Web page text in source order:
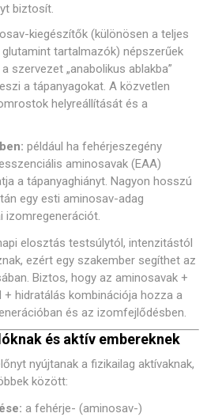
biztosít.
kiegészítők (különösen a teljes
tartalmazók) népszerűek
szervezet „anabolikus ablakba”
a tápanyagokat. A közvetlen
helyreállítását és a
például ha fehérjeszegény
aminosavak (EAA)
a tápanyaghiányt. Nagyon hosszú
egy esti aminosav-adag
izomregenerációt.
elosztás testsúlytól, intenzitástól
ezért egy szakember segíthet az
Biztos, hogy az aminosavak +
hidratálás kombinációja hozza a
és az izomfejlődésben.
és aktív embereknek
nyújtanak a fizikailag aktívaknak,
között:
a fehérje- (aminosav-)